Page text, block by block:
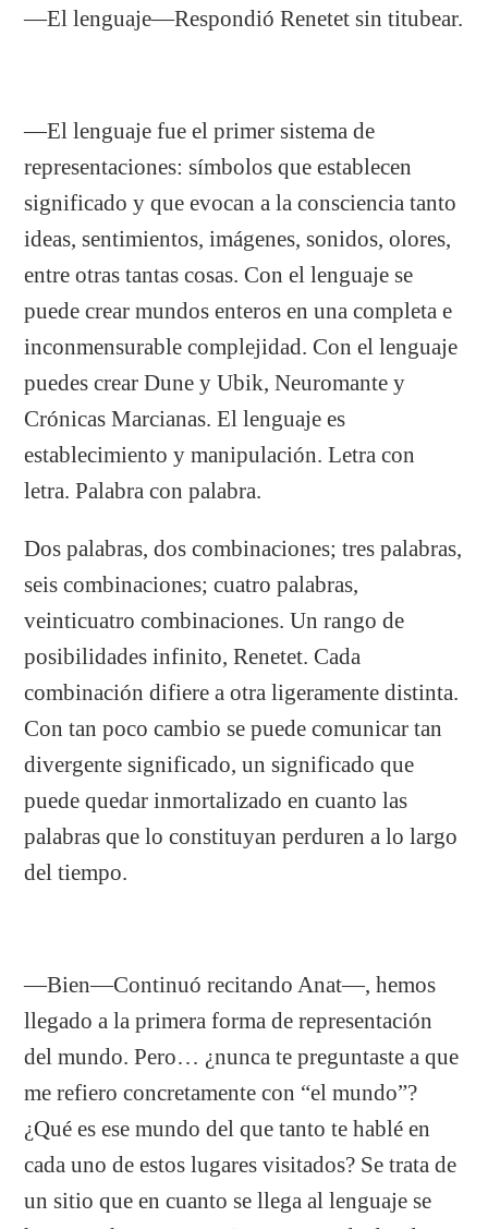
—El lenguaje—Respondió Renetet sin titubear.
—El lenguaje fue el primer sistema de
representaciones: símbolos que establecen
significado y que evocan a la consciencia tanto
ideas, sentimientos, imágenes, sonidos, olores,
entre otras tantas cosas. Con el lenguaje se
puede crear mundos enteros en una completa e
inconmensurable complejidad. Con el lenguaje
puedes crear Dune y Ubik, Neuromante y
Crónicas Marcianas. El lenguaje es
establecimiento y manipulación. Letra con
letra. Palabra con palabra.
Dos palabras, dos combinaciones; tres palabras,
seis combinaciones; cuatro palabras,
veinticuatro combinaciones. Un rango de
posibilidades infinito, Renetet. Cada
combinación difiere a otra ligeramente distinta.
Con tan poco cambio se puede comunicar tan
divergente significado, un significado que
puede quedar inmortalizado en cuanto las
palabras que lo constituyan perduren a lo largo
del tiempo.
—Bien—Continuó recitando Anat—, hemos
llegado a la primera forma de representación
del mundo. Pero… ¿nunca te preguntaste a que
me refiero concretamente con “el mundo”?
¿Qué es ese mundo del que tanto te hablé en
cada uno de estos lugares visitados? Se trata de
un sitio que en cuanto se llega al lenguaje se